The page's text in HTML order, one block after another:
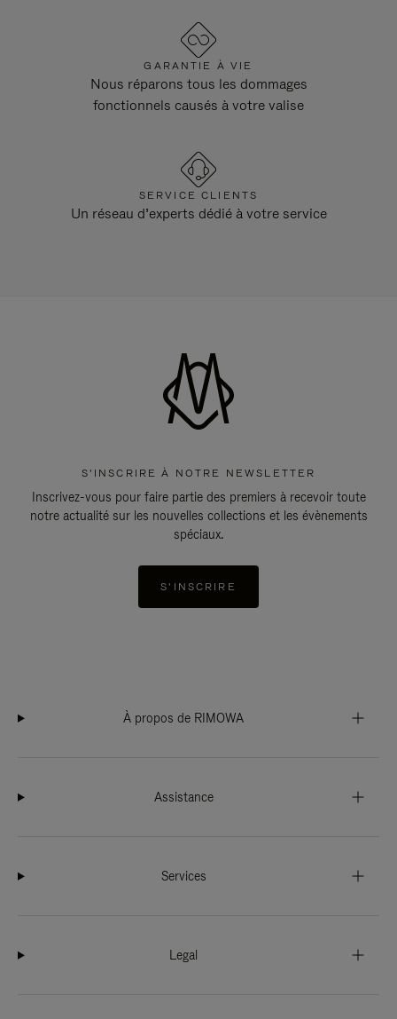
GARANTIE À VIE
Nous réparons tous les dommages
fonctionnels causés à votre valise
SERVICE CLIENTS
Un réseau d’experts dédié à votre service
S'INSCRIRE À NOTRE NEWSLETTER
Inscrivez-vous pour faire partie des premiers à recevoir toute
notre actualité sur les nouvelles collections et les évènements
spéciaux.
S'INSCRIRE
À propos de RIMOWA
Assistance
Services
Legal